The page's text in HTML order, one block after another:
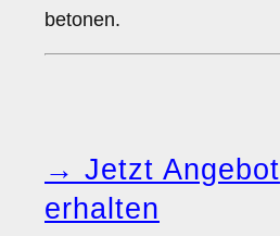
betonen.
→ Jetzt Angebot
erhalten